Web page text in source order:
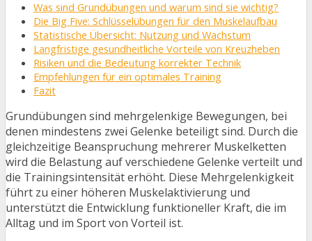
Was sind Grundübungen und warum sind sie wichtig?
Die Big Five: Schlüsselübungen für den Muskelaufbau
Statistische Übersicht: Nutzung und Wachstum
Langfristige gesundheitliche Vorteile von Kreuzheben
Risiken und die Bedeutung korrekter Technik
Empfehlungen für ein optimales Training
Fazit
Grundübungen sind mehrgelenkige Bewegungen, bei
denen mindestens zwei Gelenke beteiligt sind. Durch die
gleichzeitige Beanspruchung mehrerer Muskelketten
wird die Belastung auf verschiedene Gelenke verteilt und
die Trainingsintensität erhöht. Diese Mehrgelenkigkeit
führt zu einer höheren Muskelaktivierung und
unterstützt die Entwicklung funktioneller Kraft, die im
Alltag und im Sport von Vorteil ist.